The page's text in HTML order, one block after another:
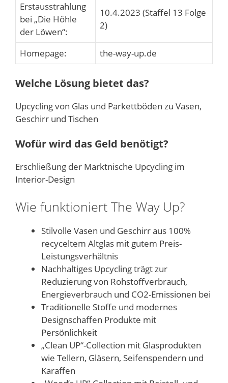
Erstausstrahlung
bei „Die Höhle
der Löwen“:
10.4.2023 (Staffel 13 Folge
2)
Homepage: the-way-up.de
Welche Lösung bietet das?
Upcycling von Glas und Parkettböden zu Vasen,
Geschirr und Tischen
Wofür wird das Geld benötigt?
Erschließung der Marktnische Upcycling im
Interior-Design
Wie funktioniert The Way Up?
Stilvolle Vasen und Geschirr aus 100%
recyceltem Altglas mit gutem Preis-
Leistungsverhältnis
Nachhaltiges Upcycling trägt zur
Reduzierung von Rohstoffverbrauch,
Energieverbrauch und CO2-Emissionen bei
Traditionelle Stoffe und modernes
Designschaffen Produkte mit
Persönlichkeit
„Clean UP“-Collection mit Glasprodukten
wie Tellern, Gläsern, Seifenspendern und
Karaffen